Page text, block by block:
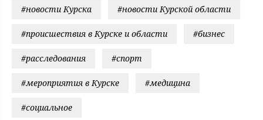
#новости Курска #новости Курской области
#происшествия в Курске и области #бизнес
#расследования #спорт
#мероприятия в Курске #медицина
#социальное